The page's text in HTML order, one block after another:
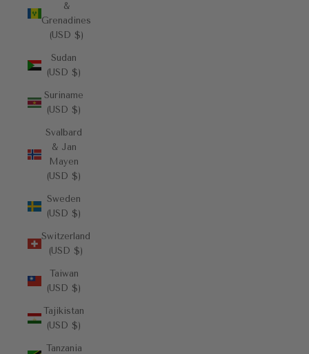
&
Grenadines
(USD $)
Sudan
(USD $)
Suriname
(USD $)
Svalbard
& Jan
Mayen
(USD $)
Sweden
(USD $)
Switzerland
(USD $)
Taiwan
(USD $)
Tajikistan
(USD $)
Tanzania